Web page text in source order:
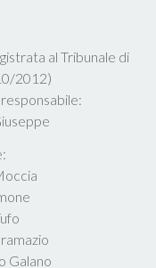
al Tribunale di
2012)
Galano